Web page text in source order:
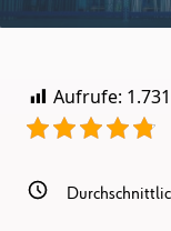
Aufrufe: 1.731